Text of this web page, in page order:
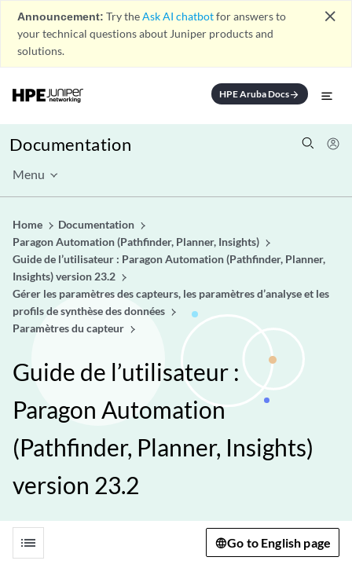
Announcement: Try theAsk AI chatbotfor answers to
your technical questions about Juniper products and
solutions.
close
HPE Aruba Docsarrow_forward
Documentation
Menu
Home
Documentation
Paragon Automation (Pathfinder, Planner, Insights)
Guide de l’utilisateur : Paragon Automation (Pathfinder, Planner,
Insights) version 23.2
Gérer les paramètres des capteurs, les paramètres d’analyse et les
profils de synthèse des données
Paramètres du capteur
Guide de l’utilisateur :
Paragon Automation
(Pathfinder, Planner, Insights)
version 23.2
list Go to English page